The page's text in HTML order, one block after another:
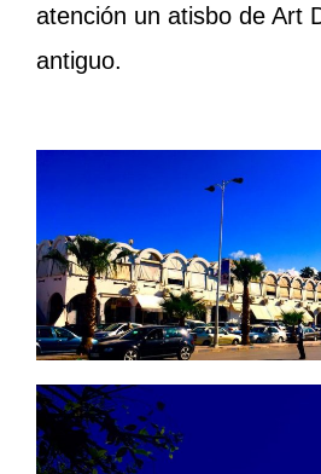
atención un atisbo de Art
antiguo.